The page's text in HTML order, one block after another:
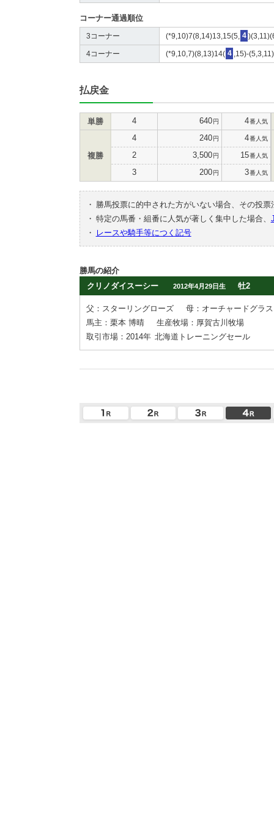
コーナー通過順位
3コーナー (*9,10)7(8,14)13,15(5, 4
4コーナー (*9,10,7)(8,13)14( 4 ,15)-
払戻金
単勝 4 640円 4番人気
複勝
4 240円 4番人気
2 3,500円 15番人気
3 200円 3番人気
・
勝馬投票に的中された方がいない場合、その投
・ 特定の馬番・組番に人気が著しく集中した場合、
・
レースや騎手等につく記号
勝馬の紹介
クリノダイスーシー
2012年4月29日生 牡2
父：スターリングローズ
母：オーチャードグラス
馬主：栗本 博晴
生産牧場：厚賀古川牧場
取引市場：2014年 北海道トレーニングセール